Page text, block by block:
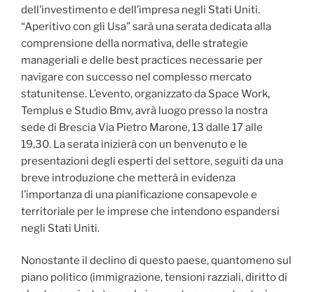
dell’investimento e dell’impresa negli Stati Uniti.
“Aperitivo con gli Usa” sarà una serata dedicata alla
comprensione della normativa, delle strategie
manageriali e delle best practices necessarie per
navigare con successo nel complesso mercato
statunitense. L’evento, organizzato da Space Work,
Templus e Studio Bmv, avrà luogo presso la nostra
sede di Brescia Via Pietro Marone, 13 dalle 17 alle
19,30. La serata inizierà con un benvenuto e le
presentazioni degli esperti del settore, seguiti da una
breve introduzione che metterà in evidenza
l’importanza di una pianificazione consapevole e
territoriale per le imprese che intendono espandersi
negli Stati Uniti.
Nonostante il declino di questo paese, quantomeno sul
piano politico (immigrazione, tensioni razziali, diritto di